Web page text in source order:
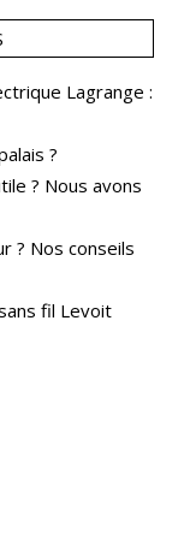
Lagrange :
?
? Nous avons
? Nos conseils
fil Levoit